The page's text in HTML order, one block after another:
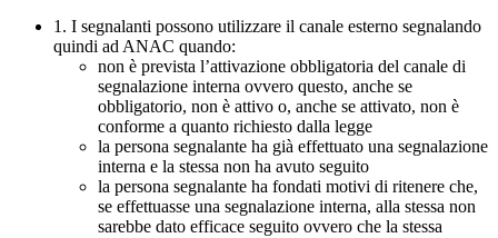
1. I segnalanti possono utilizzare il canale esterno segnalando
quindi ad ANAC quando:
non è prevista l’attivazione obbligatoria del canale di
segnalazione interna ovvero questo, anche se
obbligatorio, non è attivo o, anche se attivato, non è
conforme a quanto richiesto dalla legge
la persona segnalante ha già effettuato una segnalazione
interna e la stessa non ha avuto seguito
la persona segnalante ha fondati motivi di ritenere che,
se effettuasse una segnalazione interna, alla stessa non
sarebbe dato efficace seguito ovvero che la stessa